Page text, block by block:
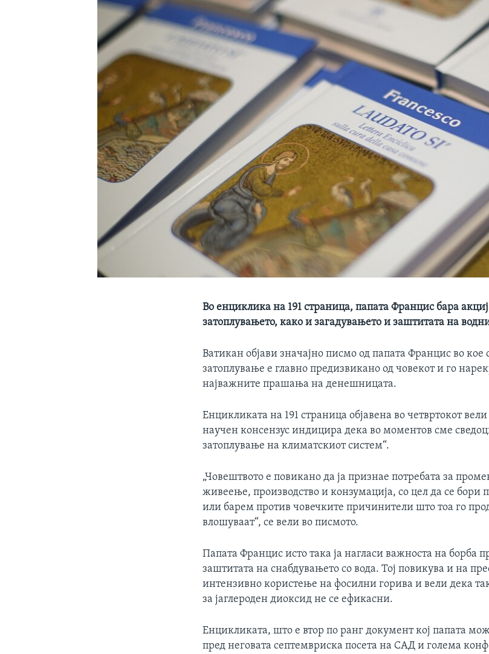
Во енциклика на 191 страница, папата Францис бара
затоплувањето, како и загадувањето и заштитата на
Ватикан објави значајно писмо од папата Францис во кое
затоплување е главно предизвикано од човекот и го
најважните прашања на денешницата.
Енцикликата на 191 страница објавена во четвртокот
научен консензус индицира дека во моментов сме
затоплување на климатскиот систем“.
„Човештвото е повикано да ја признае потребата за
живеење, производство и конзумација, со цел да се бори
или барем против човечките причинители што тоа го
влошуваат“, се вели во писмото.
Папата Францис исто така ја нагласи важноста на борба
заштитата на снабдувањето со вода. Тој повикува и на
интензивно користење на фосилни горива и вели дека
за јаглероден диоксид не се ефикасни.
Енцикликата, што е втор по ранг документ кој папата
пред неговата септемвриска посета на САД и голема